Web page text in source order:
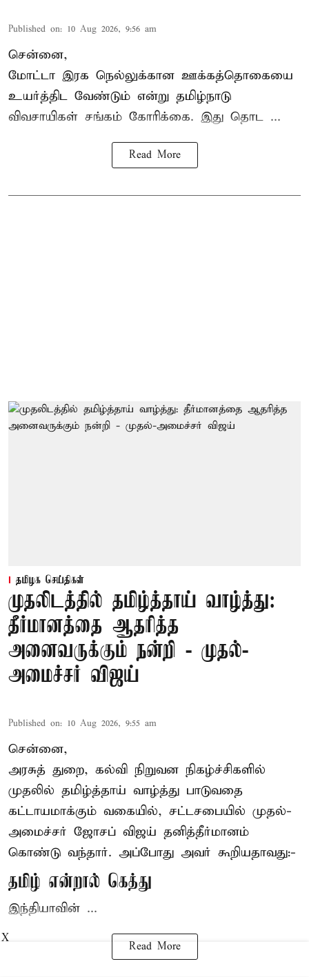
Published on: 10 Aug 2026, 9:56 am
சென்னை,
மோட்டா இரக நெல்லுக்கான ஊக்கத்தொகையை
உயர்த்திட வேண்டும் என்று தமிழ்நாடு
விவசாயிகள் சங்கம் கோரிக்கை. இது தொட ...
Read More
தமிழக செய்திகள்
முதலிடத்தில் தமிழ்த்தாய் வாழ்த்து:
தீர்மானத்தை ஆதரித்த
அனைவருக்கும் நன்றி - முதல்-
அமைச்சர் விஜய்
Published on: 10 Aug 2026, 9:55 am
சென்னை,
அரசுத் துறை, கல்வி நிறுவன நிகழ்ச்சிகளில்
முதலில் தமிழ்த்தாய் வாழ்த்து பாடுவதை
கட்டாயமாக்கும் வகையில், சட்டசபையில் முதல்-
அமைச்சர் ஜோசப் விஜய் தனித்தீர்மானம்
கொண்டு வந்தார். அப்போது அவர் கூறியதாவது:-
தமிழ் என்றால் கெத்து
இந்தியாவின் ...
Read More
X